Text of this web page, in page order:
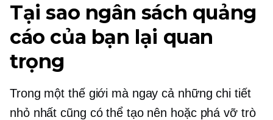
Tại sao ngân sách quảng
cáo của bạn lại quan
trọng
Trong một thế giới mà ngay cả những chi tiết
nhỏ nhất cũng có thể tạo nên hoặc phá vỡ trò